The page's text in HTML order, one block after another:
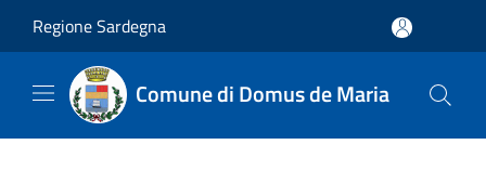
Regione Sardegna
Comune di Domus de Maria